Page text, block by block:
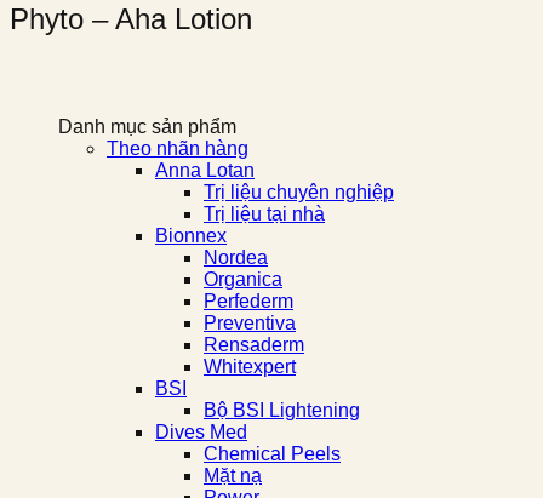
Phyto – Aha Lotion
Danh mục sản phẩm
Theo nhãn hàng
Anna Lotan
Trị liệu chuyên nghiệp
Trị liệu tại nhà
Bionnex
Nordea
Organica
Perfederm
Preventiva
Rensaderm
Whitexpert
BSI
Bộ BSI Lightening
Dives Med
Chemical Peels
Mặt nạ